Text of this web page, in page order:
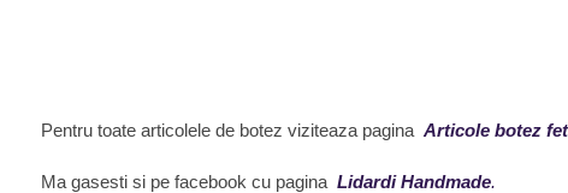
Pentru toate articolele de botez viziteaza pagina Articole botez
Ma gasesti si pe facebook cu pagina Lidardi Handmade.